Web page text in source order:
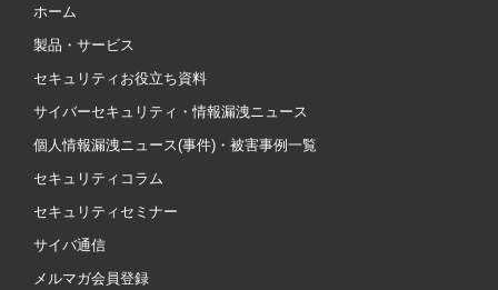
ホーム
製品・サービス
セキュリティお役立ち資料
サイバーセキュリティ・情報漏洩ニュース
個人情報漏洩ニュース(事件)・被害事例一覧
セキュリティコラム
セキュリティセミナー
サイバ通信
メルマガ会員登録